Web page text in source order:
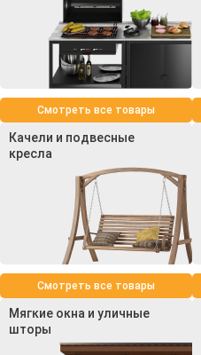
Смотреть все товары
Качели и подвесные
кресла
Смотреть все товары
Мягкие окна и уличные
шторы